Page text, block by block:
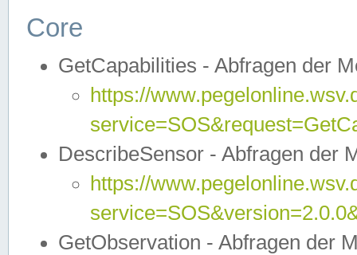
Core
GetCapabilities - Abfragen der
https://
DescribeSensor - Abfragen der
https://
GetObservation - Abfragen der